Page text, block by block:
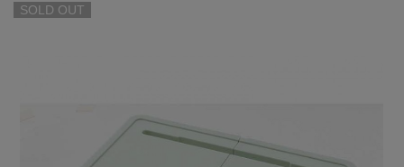
SOLD OUT